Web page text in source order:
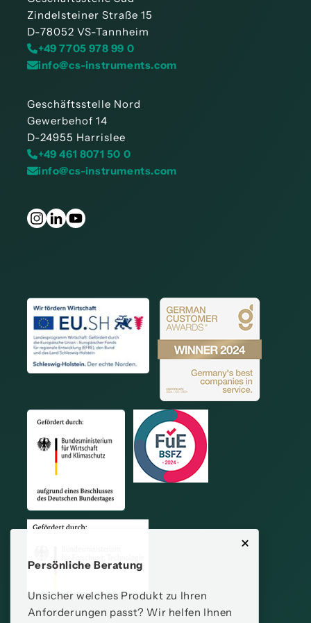
Persönliche Beratung
Unsicher welches Produkt zu Ihren
Anforderungen passt? Wir helfen Ihnen
Zindelsteiner Straße 15
D-78052 VS-Tannheim
+49 7705 978 99 0
info@cs-instruments.com
Geschäftsstelle Nord
Gewerbehof 14
D-24955 Harrislee
+49 461 8071 50 0
info@cs-instruments.com